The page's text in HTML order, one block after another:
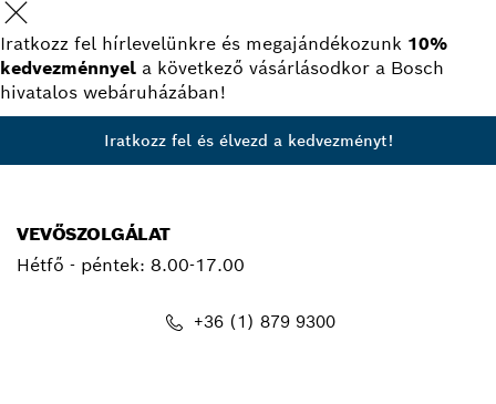
Iratkozz fel hírlevelünkre és megajándékozunk 10%
kedvezménnyel a következő vásárlásodkor a Bosch
hivatalos webáruházában!
Iratkozz fel és élvezd a kedvezményt!
VEVŐSZOLGÁLAT
Hétfő - péntek: 8.00-17.00
+36 (1) 879 9300